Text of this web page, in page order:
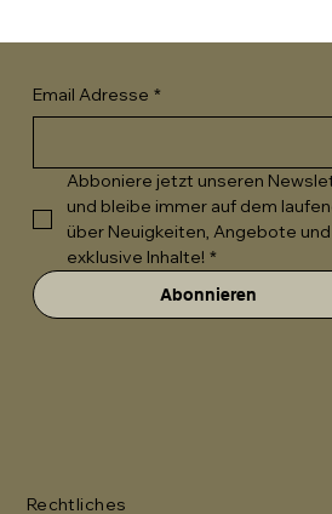
Email Adresse *
Abboniere jetzt unseren
und bleibe immer auf dem
über Neuigkeiten, Angebote und
exklusive Inhalte! *
Abonnieren
Rechtliches